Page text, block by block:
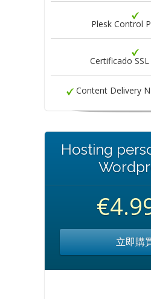
Plesk Control
Certificado
Content Delivery
Hosting
立即購